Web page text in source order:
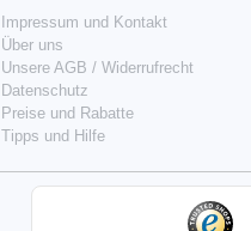
Impressum und Kontakt
Über uns
Unsere AGB / Widerrufrecht
Datenschutz
Preise und Rabatte
Tipps und Hilfe